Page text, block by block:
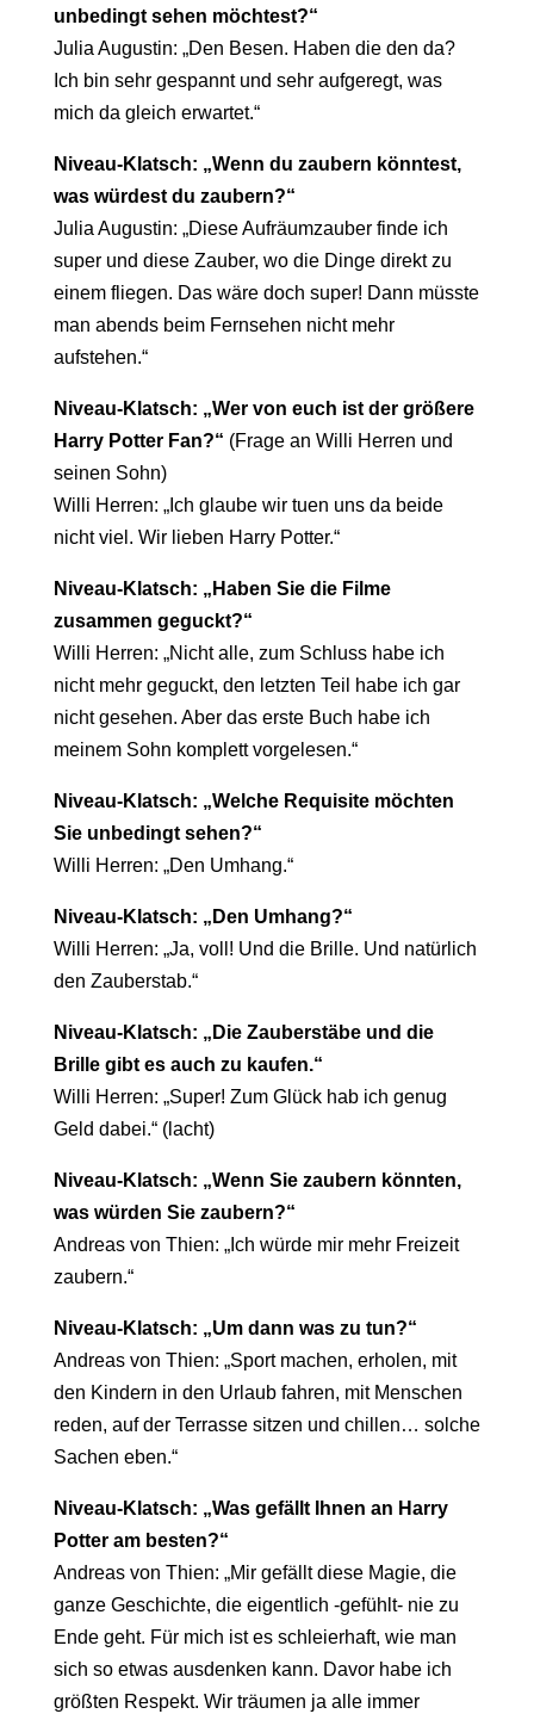
unbedingt sehen möchtest?“
Julia Augustin: „Den Besen. Haben die den da?
Ich bin sehr gespannt und sehr aufgeregt, was
mich da gleich erwartet.“
Niveau-Klatsch: „Wenn du zaubern könntest,
was würdest du zaubern?“
Julia Augustin: „Diese Aufräumzauber finde ich
super und diese Zauber, wo die Dinge direkt zu
einem fliegen. Das wäre doch super! Dann müsste
man abends beim Fernsehen nicht mehr
aufstehen.“
Niveau-Klatsch: „Wer von euch ist der größere
Harry Potter Fan?“ (Frage an Willi Herren und
seinen Sohn)
Willi Herren: „Ich glaube wir tuen uns da beide
nicht viel. Wir lieben Harry Potter.“
Niveau-Klatsch: „Haben Sie die Filme
zusammen geguckt?“
Willi Herren: „Nicht alle, zum Schluss habe ich
nicht mehr geguckt, den letzten Teil habe ich gar
nicht gesehen. Aber das erste Buch habe ich
meinem Sohn komplett vorgelesen.“
Niveau-Klatsch: „Welche Requisite möchten
Sie unbedingt sehen?“
Willi Herren: „Den Umhang.“
Niveau-Klatsch: „Den Umhang?“
Willi Herren: „Ja, voll! Und die Brille. Und natürlich
den Zauberstab.“
Niveau-Klatsch: „Die Zauberstäbe und die
Brille gibt es auch zu kaufen.“
Willi Herren: „Super! Zum Glück hab ich genug
Geld dabei.“ (lacht)
Niveau-Klatsch: „Wenn Sie zaubern könnten,
was würden Sie zaubern?“
Andreas von Thien: „Ich würde mir mehr Freizeit
zaubern.“
Niveau-Klatsch: „Um dann was zu tun?“
Andreas von Thien: „Sport machen, erholen, mit
den Kindern in den Urlaub fahren, mit Menschen
reden, auf der Terrasse sitzen und chillen… solche
Sachen eben.“
Niveau-Klatsch: „Was gefällt Ihnen an Harry
Potter am besten?“
Andreas von Thien: „Mir gefällt diese Magie, die
ganze Geschichte, die eigentlich -gefühlt- nie zu
Ende geht. Für mich ist es schleierhaft, wie man
sich so etwas ausdenken kann. Davor habe ich
größten Respekt. Wir träumen ja alle immer